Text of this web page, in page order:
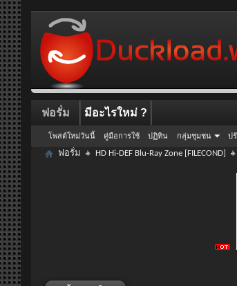
ฟอรั่ม
โพสต์ใหม่วันนี้ คู่มือการใช้ ปฏิทิน กลุ่มชุมชน ป
มีอะไรใหม่ ?
ฟอรั่ม HD Hi-DEF Blu-Ray Zone [FILECOND]